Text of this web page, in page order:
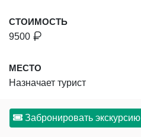
СТОИМОСТЬ
9500
МЕСТО
Назначает турист
Забронировать экскурсию